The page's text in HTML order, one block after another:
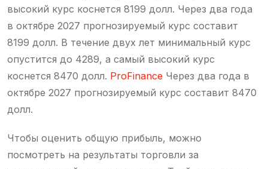
высокий курс коснется 8199 долл. Через два года
в октябре 2027 прогнозируемый курс составит
8199 долл. В течение двух лет минимальный курс
опустится до 4289, а самый высокий курс
коснется 8470 долл. ProFinance Через два года в
октябре 2027 прогнозируемый курс составит 8470
долл.
Чтобы оценить общую прибыль, можно
посмотреть на результаты торговли за